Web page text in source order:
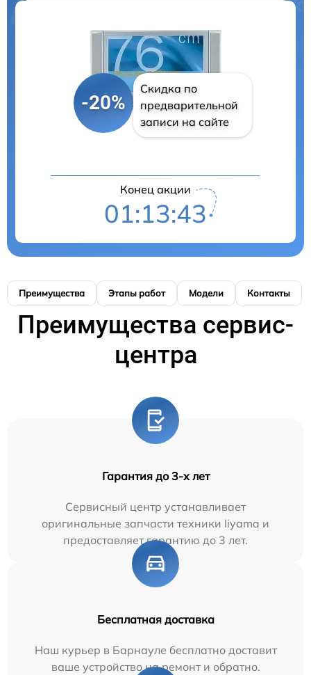
-20%
Скидка по
предварительной
записи на сайте
Конец акции
01:13:42
Преимущества Этапы работ Модели Контакты
Преимущества сервис-
центра
Гарантия до 3-х лет
Сервисный центр устанавливает
оригинальные запчасти техники Iiyama и
предоставляет гарантию до 3 лет.
Бесплатная доставка
Наш курьер в Барнауле бесплатно доставит
ваше устройство на ремонт и обратно.